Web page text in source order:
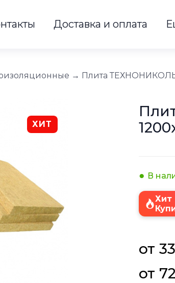
Доставка и оплата
→ Плита ТЕХНОНИКОЛЬ
ХИТ
от
от
В
Хит